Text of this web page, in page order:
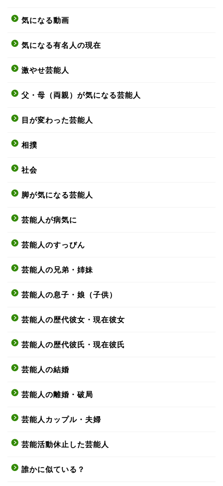
気になる動画
気になる有名人の現在
激やせ芸能人
父・母（両親）が気になる芸能人
目が変わった芸能人
相撲
社会
脚が気になる芸能人
芸能人が病気に
芸能人のすっぴん
芸能人の兄弟・姉妹
芸能人の息子・娘（子供）
芸能人の歴代彼女・現在彼女
芸能人の歴代彼氏・現在彼氏
芸能人の結婚
芸能人の離婚・破局
芸能人カップル・夫婦
芸能活動休止した芸能人
誰かに似ている？